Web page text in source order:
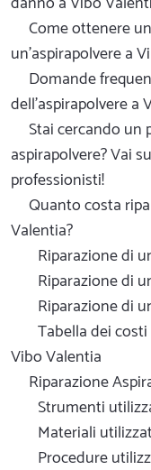
Come ottenere
un'aspirapolvere a
Domande
dell'aspirapolvere a
Stai cercando un
aspirapolvere? Vai
professionisti!
Quanto costa
Valentia?
Riparazione di
Riparazione di
Riparazione di
Tabella dei
Vibo Valentia
Riparazione
Strumenti
Materiali
Procedure